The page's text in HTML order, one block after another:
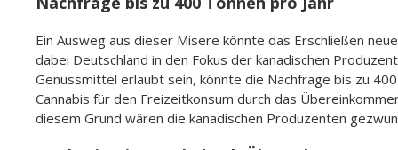
Ein Ausweg aus dieser Misere könnte das Erschließen
dabei Deutschland in den Fokus der kanadischen
Genussmittel erlaubt sein, könnte die Nachfrage bis zu
Cannabis für den Freizeitkonsum durch das
diesem Grund wären die kanadischen Produzenten